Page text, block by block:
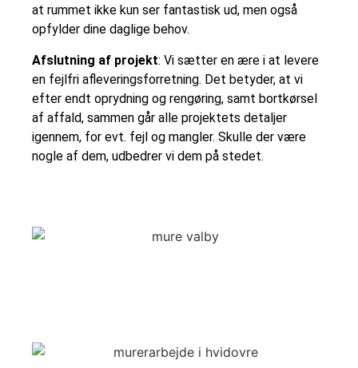
at rummet ikke kun ser fantastisk ud, men også
opfylder dine daglige behov.
Afslutning af projekt: Vi sætter en ære i at levere
en fejlfri afleveringsforretning. Det betyder, at vi
efter endt oprydning og rengøring, samt bortkørsel
af affald, sammen går alle projektets detaljer
igennem, for evt. fejl og mangler. Skulle der være
nogle af dem, udbedrer vi dem på stedet.